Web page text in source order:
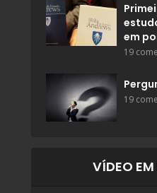
em
19
19
VÍDEO EM